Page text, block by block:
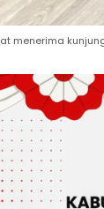
menerima